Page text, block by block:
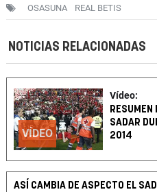
OSASUNA REAL BETIS
NOTICIAS RELACIONADAS
VÍDEO
Vídeo:
RESUMEN
SADAR
2014
ASÍ CAMBIA DE ASPECTO EL